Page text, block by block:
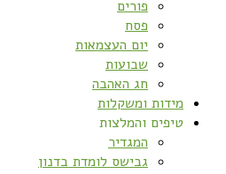
פורים
פסח
יום העצמאות
שבועות
חג האהבה
מידות ומשקלות
טיפים והמלצות
המגדיר
גבישס לומדת בדנון